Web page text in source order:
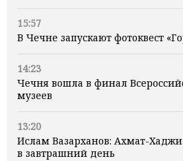
15:57
В Чечне запускают фотоквест
14:23
Чечня вошла в финал
музеев
13:20
Ислам Вазарханов: Ахмат-
в завтрашний день